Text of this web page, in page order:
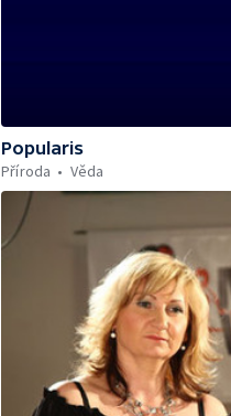
Popularis
Příroda
Věda